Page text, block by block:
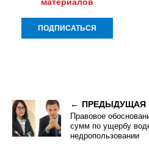
ПРЕДЫДУЩАЯ
Правовое
сумм по ущербу
недропользовании